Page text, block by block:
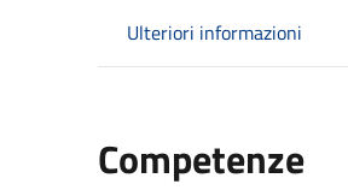
Ulteriori informazioni
Competenze